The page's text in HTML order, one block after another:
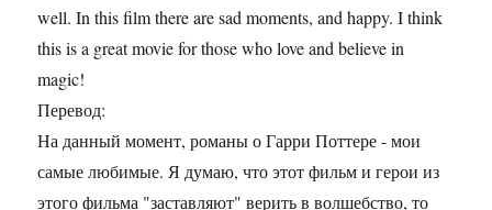
well. In this film there are sad moments, and happy. I think
this is a great movie for those who love and believe in
magic!
Перевод:
На данный момент, романы о Гарри Поттере - мои
самые любимые. Я думаю, что этот фильм и герои из
этого фильма "заставляют" верить в волшебство, то